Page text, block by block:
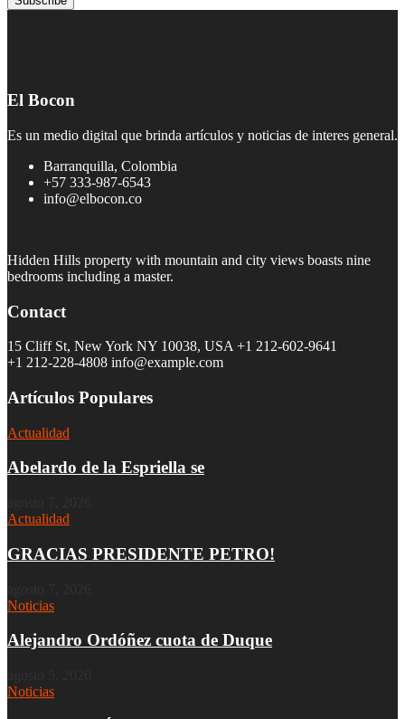
El Bocon
Es un medio digital que brinda artículos y noticias de interes general.
Barranquilla, Colombia
+57 333-987-6543
info@elbocon.co
Hidden Hills property with mountain and city views boasts nine
bedrooms including a master.
Contact
15 Cliff St, New York NY 10038, USA +1 212-602-9641
+1 212-228-4808 info@example.com
Artículos Populares
Actualidad
Abelardo de la Espriella se
Actualidad
GRACIAS PRESIDENTE PETRO!
Noticias
Alejandro Ordóñez cuota de Duque
Noticias